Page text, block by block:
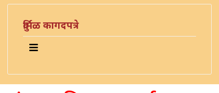
दुर्मिळ कागदपत्रे